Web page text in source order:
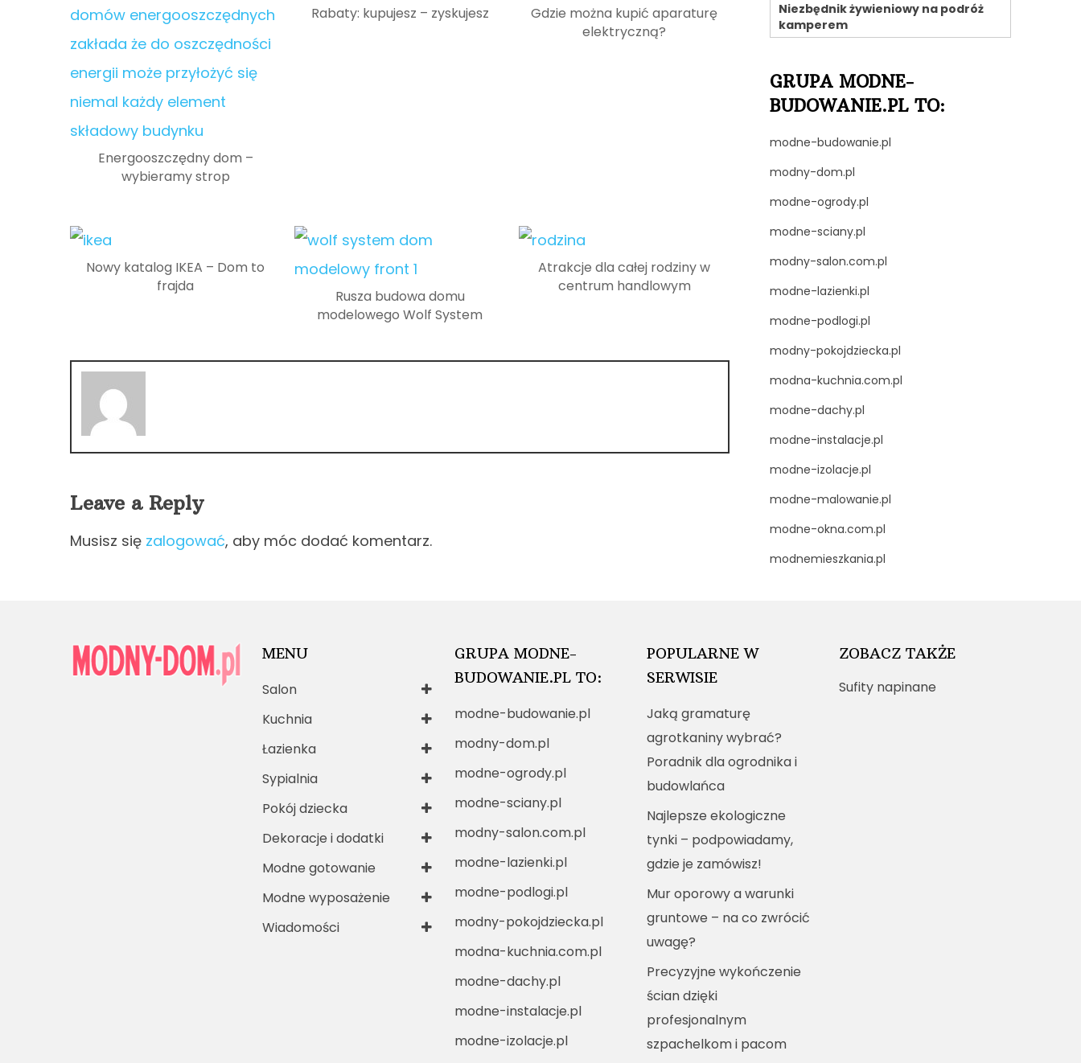
Energooszczędny dom –
wybieramy strop
Rabaty: kupujesz – zyskujesz
Gdzie można kupić aparaturę
elektryczną?
Nowy katalog IKEA – Dom to
frajda
Rusza budowa domu
modelowego Wolf System
Atrakcje dla całej rodziny w
centrum handlowym
Leave a Reply
Musisz się zalogować, aby móc dodać komentarz.
Niezbędnik żywieniowy na podróż
kamperem
GRUPA MODNE-
BUDOWANIE.PL TO:
modne-budowanie.pl
modny-dom.pl
modne-ogrody.pl
modne-sciany.pl
modny-salon.com.pl
modne-lazienki.pl
modne-podlogi.pl
modny-pokojdziecka.pl
modna-kuchnia.com.pl
modne-dachy.pl
modne-instalacje.pl
modne-izolacje.pl
modne-malowanie.pl
modne-okna.com.pl
modnemieszkania.pl
MENU
Salon
Kuchnia
Łazienka
Sypialnia
Pokój dziecka
Dekoracje i dodatki
Modne gotowanie
Modne wyposażenie
Wiadomości
GRUPA MODNE-
BUDOWANIE.PL TO:
modne-budowanie.pl
modny-dom.pl
modne-ogrody.pl
modne-sciany.pl
modny-salon.com.pl
modne-lazienki.pl
modne-podlogi.pl
modny-pokojdziecka.pl
modna-kuchnia.com.pl
modne-dachy.pl
modne-instalacje.pl
modne-izolacje.pl
POPULARNE W
SERWISIE
Jaką gramaturę
agrotkaniny wybrać?
Poradnik dla ogrodnika i
budowlańca
Najlepsze ekologiczne
tynki – podpowiadamy,
gdzie je zamówisz!
Mur oporowy a warunki
gruntowe – na co zwrócić
uwagę?
Precyzyjne wykończenie
ścian dzięki
profesjonalnym
szpachelkom i pacom
ZOBACZ TAKŻE
Sufity napinane